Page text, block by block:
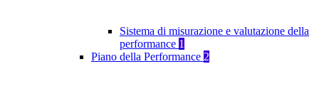
Sistema di misurazione e valutazione della
performance 1
Piano della Performance 2